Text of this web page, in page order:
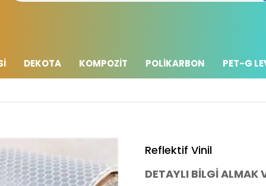
DEKOTA KOMPOZİT POLİKARBON PET-G
Reflektif Vinil
DETAYLI BİLGİ ALMAK